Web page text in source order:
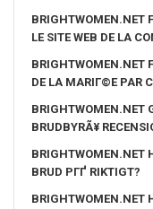
BRIGHTWOMEN.NET
LE SITE WEB DE LA
BRIGHTWOMEN.NET
DE LA MARIГ©E PAR
BRIGHTWOMEN.NET
BRUDBYRÃ¥
BRIGHTWOMEN.NET
BRUD PГҐ RIKTIGT?
BRIGHTWOMEN.NET